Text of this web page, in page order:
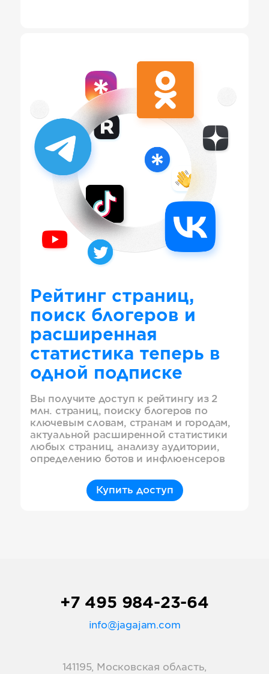
Рейтинг страниц,
поиск блогеров и
расширенная
статистика теперь в
одной подписке
Вы получите доступ к рейтингу из 2
млн. страниц, поиску блогеров по
ключевым словам, странам и городам,
актуальной расширенной статистики
любых страниц, анализу аудитории,
определению ботов и инфлюенсеров
Купить доступ
+7 495 984-23-64
info@jagajam.com
141195, Московская область,